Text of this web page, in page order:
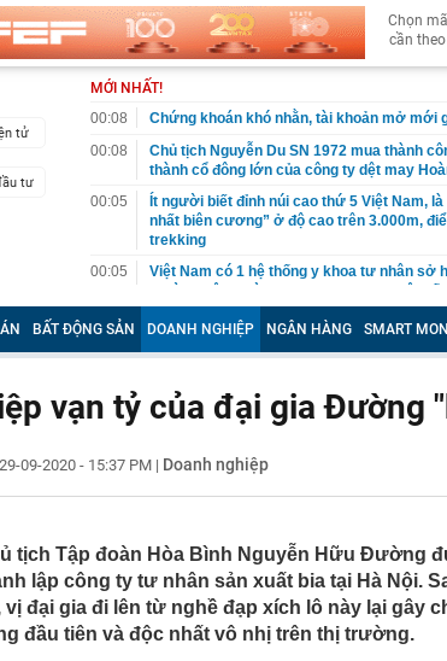
Chọn
cần
tử
tư
MỚI NHẤT!
00:08
Chứng khoán khó nhằn, tài khoản mở mới
00:08
Chủ tịch Nguyễn Du SN 1972 mua thành
thành cổ đông lớn của công ty dệt may
00:05
Ít người biết đỉnh núi cao thứ 5 Việt Nam,
nhất biên cương” ở độ cao trên 3.000m,
trekking
00:05
Việt Nam có 1 hệ thống y khoa tư nhân sở
2026"
56 mã chứng khoán bị HoSE cắt margin
năm 2026, lợi nhuận tăng hơn 120%
00:03
Chứng khoán Vietcap dự phóng VN-Index
00:01
VNPT nắm giữ lượng tiền hơn 62.000 tỷ
Viettel Global
MWG chỉ ngang DMX
00:01
Khám xét ngôi nhà cổ, phát hiện 'kho báu'
5 thỏi vàng giấu trong nhiều ngăn bí mật -
23:28
4 dấu hiệu nhận biết ngôi nhà có phong
BẤT ĐỘNG SẢN DOANH NGHIỆP NGÂN HÀNG SMART
vạn tỷ của đại gia Đường
29-09-2020 - 15:37 PM | Doanh nghiệp
tịch Tập đoàn Hòa Bình Nguyễn Hữu Đường
lập công ty tư nhân sản xuất bia tại Hà Nội.
vị đại gia đi lên từ nghề đạp xích lô này lại gây
đầu tiên và độc nhất vô nhị trên thị trường.